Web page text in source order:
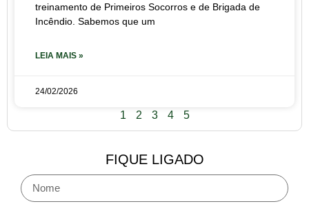
treinamento de Primeiros Socorros e de Brigada de
Incêndio. Sabemos que um
LEIA MAIS »
24/02/2026
1 2 3 4 5
FIQUE LIGADO